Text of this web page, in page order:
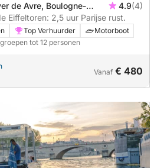
de Avre, Boulogne-
4.9(4)
Eiffeltoren: 2,5 uur Parijse rust.
Top Verhuurder
Motorboot
groepen tot 12 personen
Vanaf € 480